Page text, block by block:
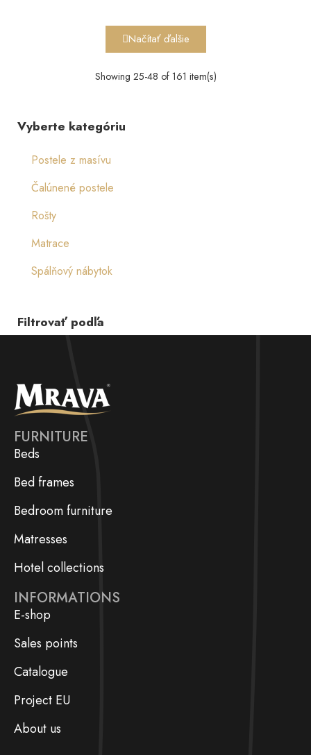
Vyberte kategóriu
Postele z masívu
Čalúnené postele
Rošty
Matrace
Spálňový nábytok
Filtrovať podľa
Načítať ďalšie
Showing 25-48 of 161 item(s)
FURNITURE
Beds
Bed frames
Bedroom furniture
Matresses
Hotel collections
INFORMATIONS
E-shop
Sales points
Catalogue
Project EU
About us